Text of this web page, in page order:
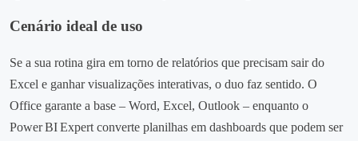
Cenário ideal de uso
Se a sua rotina gira em torno de relatórios que precisam sair do
Excel e ganhar visualizações interativas, o duo faz sentido. O
Office garante a base – Word, Excel, Outlook – enquanto o
Power BI Expert converte planilhas em dashboards que podem ser